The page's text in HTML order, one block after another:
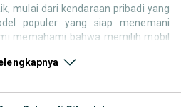
mulai dari kendaraan pribadi yang
populer yang siap menemani
memahami bahwa memilih mobil
terpercaya di seluruh Indonesia.
danbudgetAnda!